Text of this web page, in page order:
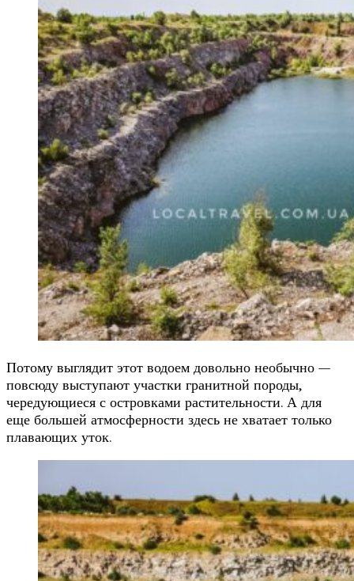
Потому выглядит этот водоем довольно необычно —
повсюду выступают участки гранитной породы,
чередующиеся с островками растительности. А для
еще большей атмосферности здесь не хватает только
плавающих уток.